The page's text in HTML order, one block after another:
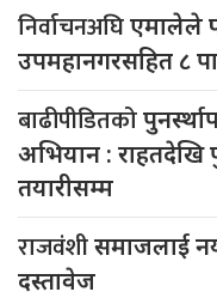
निर्वाचनअघिएमालेले
उपमहानगरसहित ८
बाढीपीडितको
अभियान : राहतदेखि
तयारीसम्म
राजवंशीसमाजलाई
दस्तावेज